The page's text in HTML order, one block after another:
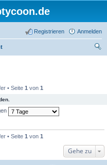
Anmelden
Registrieren
• Seite 1 von 1
• Seite 1 von 1
Gehe zu